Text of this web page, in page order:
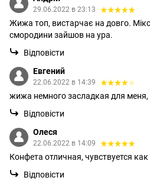
29.06.2022 в 23:13
Жижа топ, вистарчає на довго. Мікс
смородини зайшов на ура.
Відповісти
Евгений
22.06.2022 в 14:39
жижа немного засладкая для меня,
Відповісти
Олеся
22.06.2022 в 14:09
Конфета отличная, чувствуется
Відповісти